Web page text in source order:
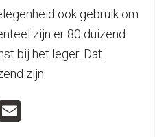
ook gebruik om
zijn er 80 duizend
bij het leger. Dat
zijn.